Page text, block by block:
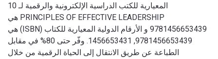
المعيارية للكتب الدراسية الإلكترونية والرقمية لـ 10
PRINCIPLES OF EFFECTIVE LEADERSHIP هي
9781456653439 و الأرقام الدولية المعيارية للكتاب (ISBN) هي
9781456653439, 1456653431. وفّر حتى 80% في مقابل
الطباعة عن طريق الانتقال إلى الحياة الرقمية من خلال